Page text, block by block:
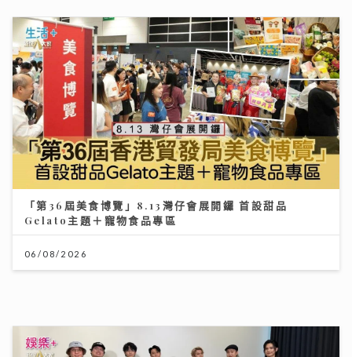
「第36屆美食博覽」8.13灣仔會展開鑼 首設甜品
Gelato主題＋寵物食品專區
06/08/2026